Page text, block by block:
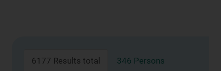
6177 Results total 346 Persons